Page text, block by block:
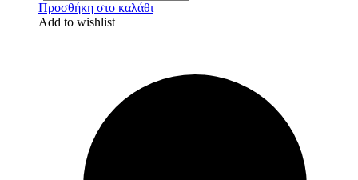
Προσθήκη στο καλάθι
Add to wishlist